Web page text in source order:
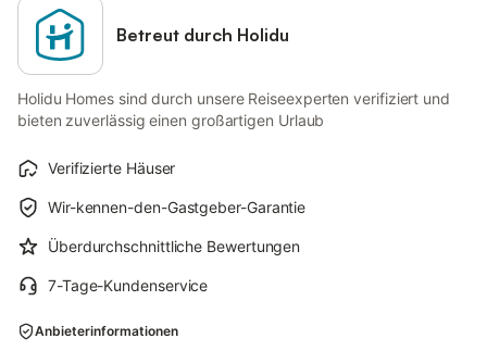
Betreut durch Holidu
Holidu Homes sind durch unsere Reiseexperten verifiziert und
bieten zuverlässig einen großartigen Urlaub
Verifizierte Häuser
Wir-kennen-den-Gastgeber-Garantie
Überdurchschnittliche Bewertungen
7-Tage-Kundenservice
Anbieterinformationen